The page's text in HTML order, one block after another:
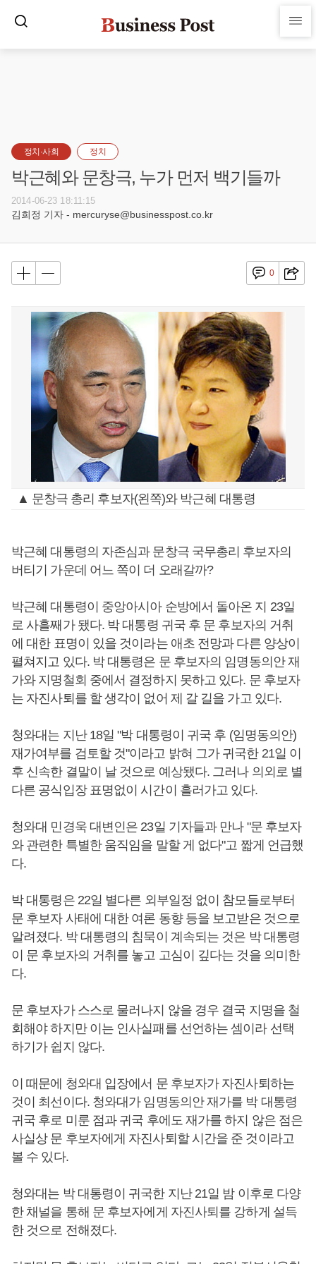
정치·사회 정치
박근혜와 문창극, 누가 먼저 백기들까
2014-06-23 18:11:15
김희정 기자 - mercuryse@businesspost.co.kr
0
▲ 문창극 총리 후보자(왼쪽)와 박근혜 대통령
박근혜 대통령의 자존심과 문창극 국무총리 후보자의
버티기 가운데 어느 쪽이 더 오래갈까?
박근혜 대통령이 중앙아시아 순방에서 돌아온 지 23일
로 사흘째가 됐다. 박 대통령 귀국 후 문 후보자의 거취
에 대한 표명이 있을 것이라는 애초 전망과 다른 양상이
펼쳐지고 있다. 박 대통령은 문 후보자의 임명동의안 재
가와 지명철회 중에서 결정하지 못하고 있다. 문 후보자
는 자진사퇴를 할 생각이 없어 제 갈 길을 가고 있다.
청와대는 지난 18일 "박 대통령이 귀국 후 (임명동의안)
재가여부를 검토할 것"이라고 밝혀 그가 귀국한 21일 이
후 신속한 결말이 날 것으로 예상됐다. 그러나 의외로 별
다른 공식입장 표명없이 시간이 흘러가고 있다.
청와대 민경욱 대변인은 23일 기자들과 만나 "문 후보자
와 관련한 특별한 움직임을 말할 게 없다"고 짧게 언급했
다.
박 대통령은 22일 별다른 외부일정 없이 참모들로부터
문 후보자 사태에 대한 여론 동향 등을 보고받은 것으로
알려졌다. 박 대통령의 침묵이 계속되는 것은 박 대통령
이 문 후보자의 거취를 놓고 고심이 깊다는 것을 의미한
다.
문 후보자가 스스로 물러나지 않을 경우 결국 지명을 철
회해야 하지만 이는 인사실패를 선언하는 셈이라 선택
하기가 쉽지 않다.
이 때문에 청와대 입장에서 문 후보자가 자진사퇴하는
것이 최선이다. 청와대가 임명동의안 재가를 박 대통령
귀국 후로 미룬 점과 귀국 후에도 재가를 하지 않은 점은
사실상 문 후보자에게 자진사퇴할 시간을 준 것이라고
볼 수 있다.
청와대는 박 대통령이 귀국한 지난 21일 밤 이후로 다양
한 채널을 통해 문 후보자에게 자진사퇴를 강하게 설득
한 것으로 전해졌다.